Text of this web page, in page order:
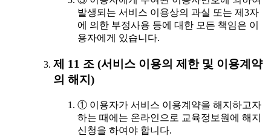
발생되는 서비스 이용상의 과실 또는 제3자
에 의한 부정사용 등에 대한 모든 책임은 이
용자에게 있습니다.
제 11 조 (서비스 이용의 제한 및 이용계약
의 해지)
① 이용자가 서비스 이용계약을 해지하고자
하는 때에는 온라인으로 교육정보원에 해지
신청을 하여야 합니다.